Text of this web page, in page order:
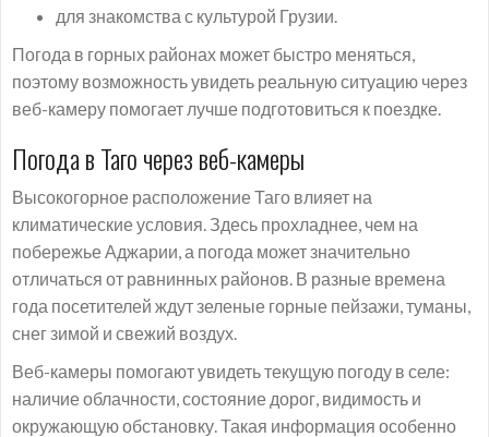
для знакомства с культурой Грузии.
Погода в горных районах может быстро меняться,
поэтому возможность увидеть реальную ситуацию через
веб-камеру помогает лучше подготовиться к поездке.
Погода в Таго через веб-камеры
Высокогорное расположение Таго влияет на
климатические условия. Здесь прохладнее, чем на
побережье Аджарии, а погода может значительно
отличаться от равнинных районов. В разные времена
года посетителей ждут зеленые горные пейзажи, туманы,
снег зимой и свежий воздух.
Веб-камеры помогают увидеть текущую погоду в селе:
наличие облачности, состояние дорог, видимость и
окружающую обстановку. Такая информация особенно